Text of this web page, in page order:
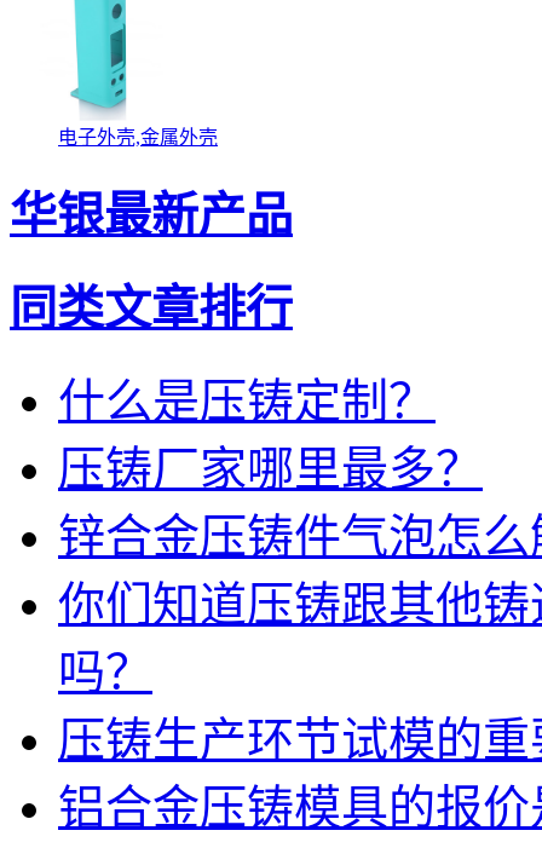
电子外壳,金属外壳
华银最新产品
同类文章排行
什么是压铸定制？
压铸厂家哪里最多？
锌合金压铸件气泡怎
你们知道压铸跟其他
吗？
压铸生产环节试模的重
铝合金压铸模具的报